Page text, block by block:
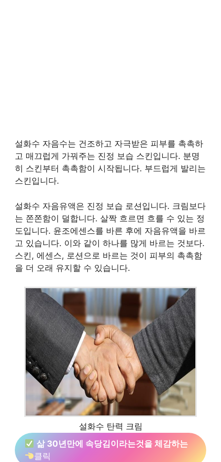
설화수 자음수는 건조하고 자극받은 피부를 촉촉하
고 매끄럽게 가꿔주는 진정 보습 스킨입니다. 분명
히 스킨부터 촉촉함이 시작됩니다. 부드럽게 발리는
스킨입니다.
설화수 자음유액은 진정 보습 로션입니다. 크림보다
는 쫀쫀함이 덜합니다. 살짝 흐르면 흐를 수 있는 정
도입니다. 윤조에센스를 바른 후에 자음유액을 바르
고 있습니다. 이와 같이 하나를 많게 바르는 것보다.
스킨, 에센스, 로션으로 바르는 것이 피부의 촉촉함
을 더 오래 유지할 수 있습니다.
설화수 탄력 크림
삶 30년만에 속당김이라는것을 체감하는
클릭